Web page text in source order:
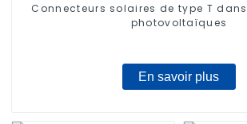
Connecteurs solaires de type T
photovoltaïques
En savoir plus